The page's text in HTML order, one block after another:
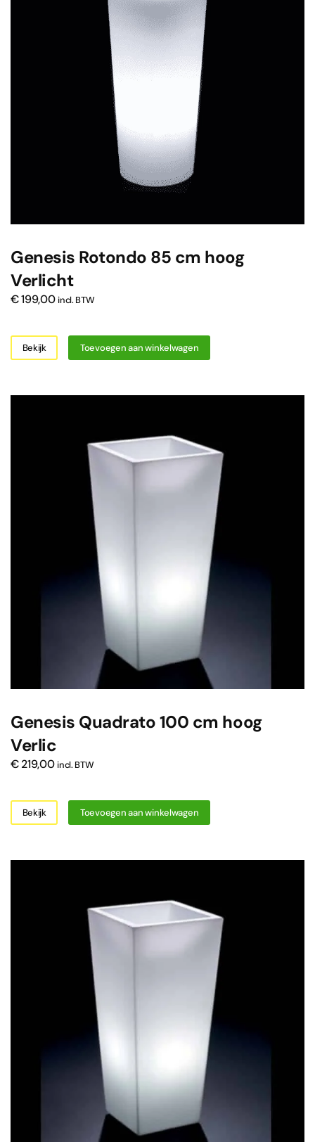
Genesis Rotondo 85 cm hoog
Verlicht
€199,00 incl. BTW
Bekijk Toevoegen aan winkelwagen
Genesis Quadrato 100 cm hoog
Verlic
€219,00 incl. BTW
Bekijk Toevoegen aan winkelwagen